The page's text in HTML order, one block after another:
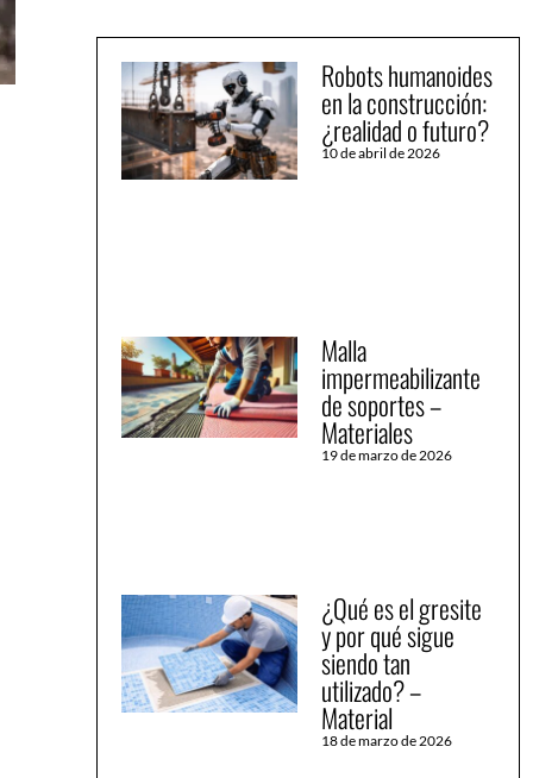
Robots humanoides
en la construcción:
¿realidad o futuro?
10 de abril de 2026
Malla
impermeabilizante
de soportes –
Materiales
19 de marzo de 2026
¿Qué es el gresite
y por qué sigue
siendo tan
utilizado? –
Material
18 de marzo de 2026